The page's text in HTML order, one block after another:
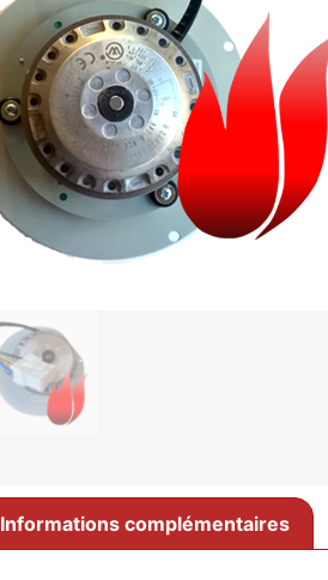
Informations complémentaires